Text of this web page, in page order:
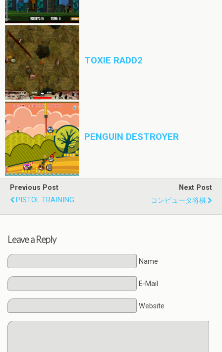
TOXIE RADD2
PENGUIN DESTROYER
Previous Post
PISTOL TRAINING
Next Post
コンピュータ将棋
Leave a Reply
Name
E-Mail
Website